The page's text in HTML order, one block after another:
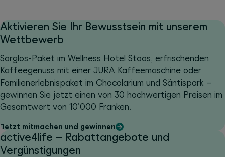
Aktivieren Sie Ihr Bewusstsein mit unserem
Wettbewerb
Sorglos-Paket im Wellness Hotel Stoos, erfrischenden
Kaffeegenuss mit einer JURA Kaffeemaschine oder
Familienerlebnispaket im Chocolarium und Säntispark –
gewinnen Sie jetzt einen von 30 hochwertigen Preisen im
Gesamtwert von 10'000 Franken.
Jetzt mitmachen und gewinnen
active4life – Rabattangebote und
Vergünstigungen